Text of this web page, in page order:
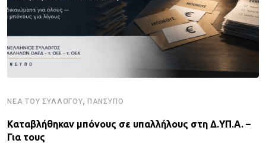
ΝΈΑ ΤΟΥ ΣΥΛΛΌΓΟΥ, ΠΑΝΣΥΠΟ
Καταβλήθηκαν μπόνους σε υπαλλήλους στη Δ.ΥΠ.Α. –
Για τους